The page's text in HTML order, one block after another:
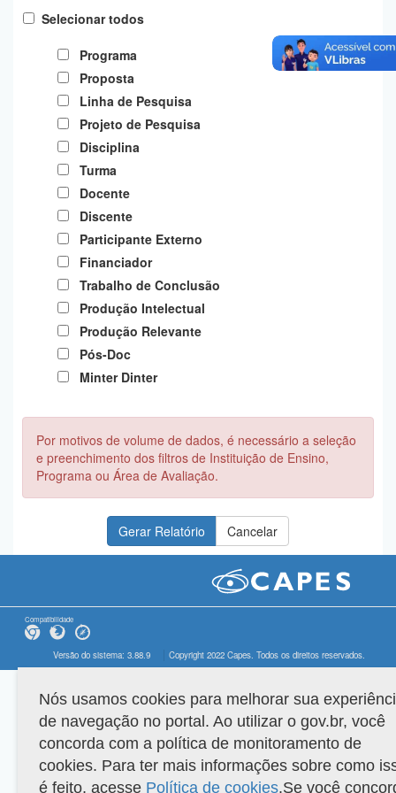
Planalto Selecionar todos
Programa
Proposta
Linha de Pesquisa
Projeto de Pesquisa
Disciplina
Turma
Docente
Discente
Participante Externo
Financiador
Trabalho de Conclusão
Produção Intelectual
Produção Relevante
Pós-Doc
Minter Dinter
Por motivos de volume de dados, é necessário a seleção
e preenchimento dos filtros de Instituição de Ensino,
Programa ou Área de Avaliação.
Compatibilidade
Versão do sistema: 3.88.9 Copyright 2022 Capes. Todos os direitos reservados.
Nós usamos cookies para melhorar sua
de navegação no portal. Ao utilizar o gov.br, você
concorda com a política de monitoramento de
cookies. Para ter mais informações sobre como
é feito, acesse Política de cookies.Se você